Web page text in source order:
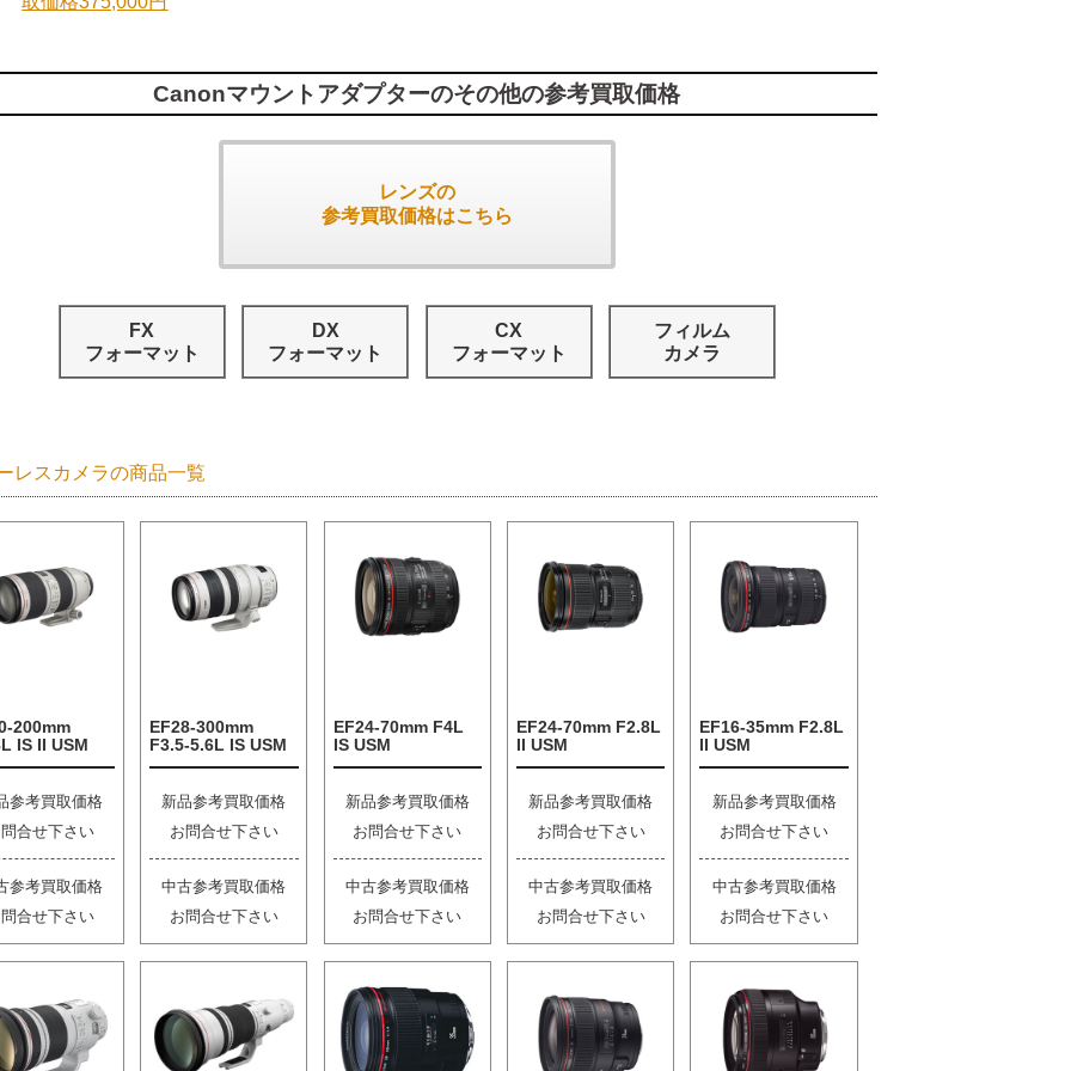
Canonマウントアダプターのその他の参考買取価格
レンズの
参考買取価格はこちら
FX
フォーマット
DX
フォーマット
CX
フォーマット
フィルム
カメラ
レスカメラの商品一覧
200mm
IS II USM
参考買取価格
合せ下さい
参考買取価格
合せ下さい
EF28-300mm
F3.5-5.6L IS USM
新品参考買取価格
お問合せ下さい
中古参考買取価格
お問合せ下さい
EF24-70mm F4L
IS USM
新品参考買取価格
お問合せ下さい
中古参考買取価格
お問合せ下さい
EF24-70mm F2.8L
II USM
新品参考買取価格
お問合せ下さい
中古参考買取価格
お問合せ下さい
EF16-35mm F2.8L
II USM
新品参考買取価格
お問合せ下さい
中古参考買取価格
お問合せ下さい